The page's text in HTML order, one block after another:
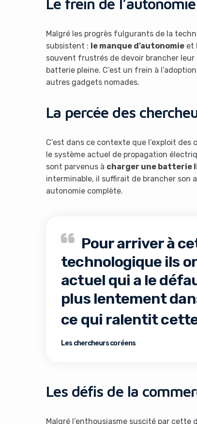
Malgré les progrès fulgurants de la
subsistent : le manque d’autonomieet
souvent frustrés de devoir brancher
batterie pleine. C’est un frein à
autres gadgets nomades.
La percée des
C’est dans ce contexte que l’exploit
le système actuel de propagation
sont parvenus à charger une batterie
interminable, il suffirait de brancher son
autonomie complète.
Pour arriver à
technologique ils
actuel qui a le
plus lentement
ce qui ralentit
Les chercheurs coréens
Les défis de la
Malgré l’enthousiasme suscité par